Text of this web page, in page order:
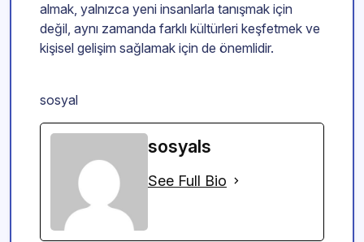
almak, yalnızca yeni insanlarla tanışmak için
değil, aynı zamanda farklı kültürleri keşfetmek ve
kişisel gelişim sağlamak için de önemlidir.
sosyal
sosyals
See Full Bio